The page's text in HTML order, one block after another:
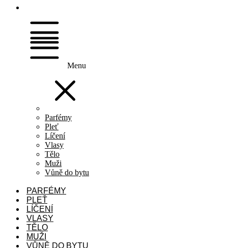
Menu
Parfémy
Pleť
Líčení
Vlasy
Tělo
Muži
Vůně do bytu
PARFÉMY
PLEŤ
LÍČENÍ
VLASY
TĚLO
MUŽI
VŮNĚ DO BYTU